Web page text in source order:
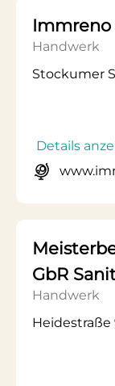
Immreno
Handwerk
Stockumer
Details
GbR
Handwerk
Heidestraße